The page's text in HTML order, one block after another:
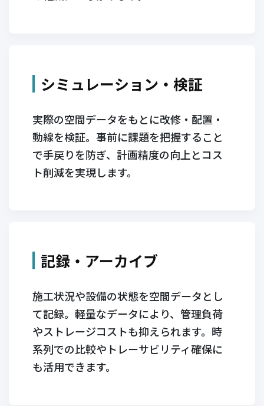
シミュレーション・検証
実際の空間データをもとに改修・配置・
動線を検証。事前に課題を把握すること
で手戻りを防ぎ、計画精度の向上とコス
ト削減を実現します。
記録・アーカイブ
施工状況や設備の状態を空間データとし
て記録。軽量なデータにより、管理負荷
やストレージコストも抑えられます。時
系列での比較やトレーサビリティ確保に
も活用できます。